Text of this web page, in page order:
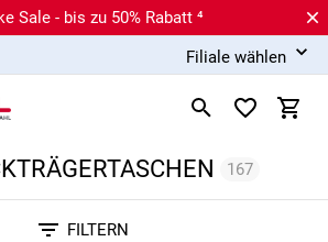
Sale - bis zu 50% Rabatt ⁴
Filiale wählen
167
FILTERN